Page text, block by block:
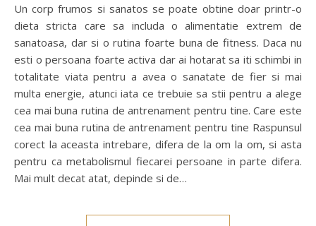
Un corp frumos si sanatos se poate obtine doar printr-o
dieta stricta care sa includa o alimentatie extrem de
sanatoasa, dar si o rutina foarte buna de fitness. Daca nu
esti o persoana foarte activa dar ai hotarat sa iti schimbi in
totalitate viata pentru a avea o sanatate de fier si mai
multa energie, atunci iata ce trebuie sa stii pentru a alege
cea mai buna rutina de antrenament pentru tine. Care este
cea mai buna rutina de antrenament pentru tine Raspunsul
corect la aceasta intrebare, difera de la om la om, si asta
pentru ca metabolismul fiecarei persoane in parte difera.
Mai mult decat atat, depinde si de…